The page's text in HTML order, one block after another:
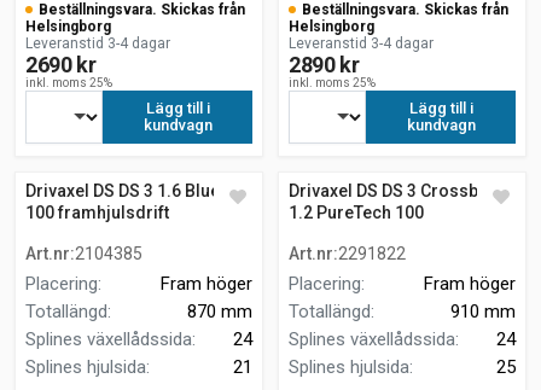
Beställningsvara. Skickas från
Helsingborg
Leveranstid 3-4 dagar
2690 kr
inkl. moms 25%
Lägg till i
kundvagn
Beställningsvara. Skickas från
Helsingborg
Leveranstid 3-4 dagar
2890 kr
inkl. moms 25%
Lägg till i
kundvagn
Drivaxel DS DS 3 1.6 BlueHDi
100 framhjulsdrift
Art.nr:2104385
Placering:
Fram höger
Totallängd:
870 mm
Splines växellådssida:
24
Splines hjulsida: 21
Drivaxel DS DS 3 Crossback
1.2 PureTech 100
Art.nr:2291822
Placering:
Fram höger
Totallängd:
910 mm
Splines växellådssida:
24
Splines hjulsida: 25